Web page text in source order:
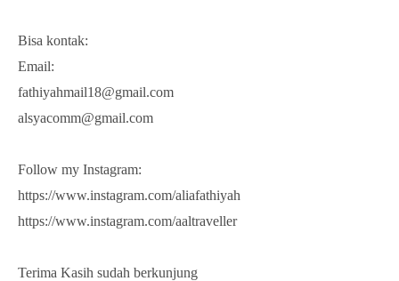
Bisa kontak:
Email:
fathiyahmail18@gmail.com
alsyacomm@gmail.com
Follow my Instagram:
https://www.instagram.com/aliafathiyah
https://www.instagram.com/aaltraveller
Terima Kasih sudah berkunjung